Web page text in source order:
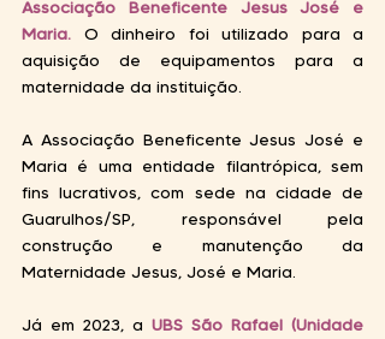
Associação Beneficente Jesus José e
Maria.
O dinheiro foi utilizado para a
aquisição de equipamentos para a
maternidade da instituição.
A Associação Beneficente Jesus José e
Maria é uma entidade filantrópica, sem
fins lucrativos, com sede na cidade de
Guarulhos/SP, responsável pela
construção e manutenção da
Maternidade Jesus, José e Maria.
Já em 2023, a UBS São Rafael (Unidade